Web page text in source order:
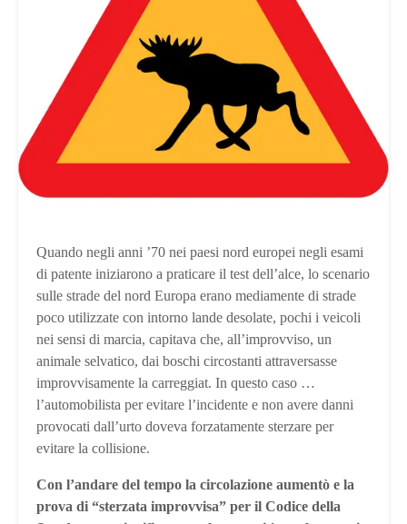
Quando negli anni ’70 nei paesi nord europei negli esami
di patente iniziarono a praticare il test dell’alce, lo scenario
sulle strade del nord Europa erano mediamente di strade
poco utilizzate con intorno lande desolate, pochi i veicoli
nei sensi di marcia, capitava che, all’improvviso, un
animale selvatico, dai boschi circostanti attraversasse
improvvisamente la carreggiat. In questo caso …
l’automobilista per evitare l’incidente e non avere danni
provocati dall’urto doveva forzatamente sterzare per
evitare la collisione.
Con l’andare del tempo la circolazione aumentò e la
prova di “sterzata improvvisa” per il Codice della